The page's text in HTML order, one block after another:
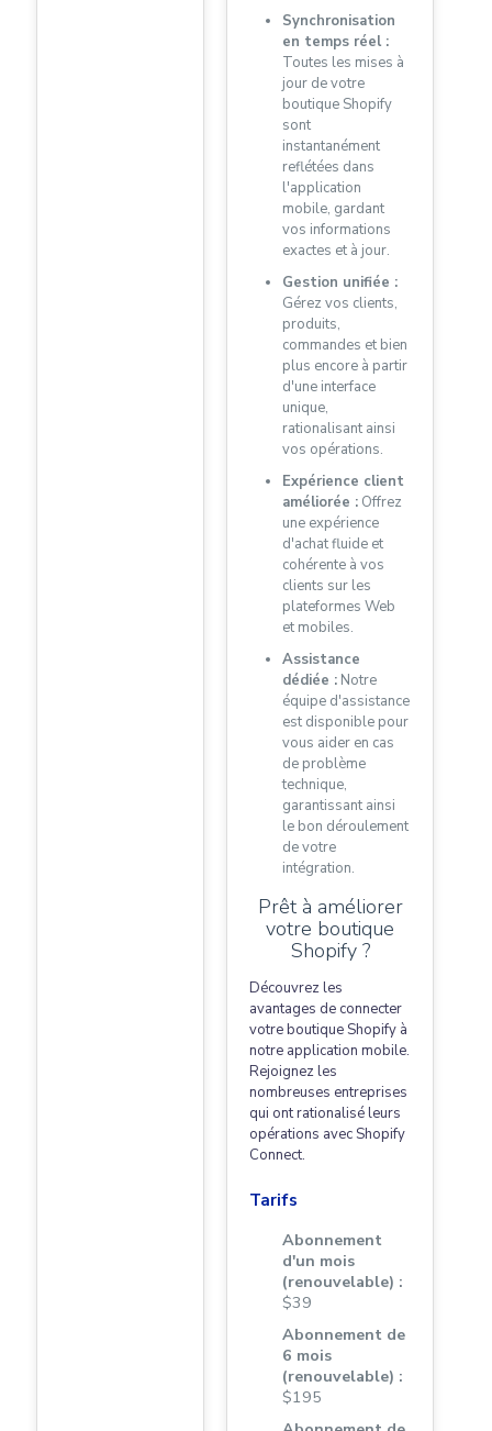
Synchronisation
en temps réel :
Toutes les mises à
jour de votre
boutique Shopify
sont
instantanément
reflétées dans
l'application
mobile, gardant
vos informations
exactes et à jour.
Gestion unifiée :
Gérez vos clients,
produits,
commandes et bien
plus encore à partir
d'une interface
unique,
rationalisant ainsi
vos opérations.
Expérience client
améliorée : Offrez
une expérience
d'achat fluide et
cohérente à vos
clients sur les
plateformes Web
et mobiles.
Assistance
dédiée : Notre
équipe d'assistance
est disponible pour
vous aider en cas
de problème
technique,
garantissant ainsi
le bon déroulement
de votre
intégration.
Prêt à améliorer
votre boutique
Shopify ?
Découvrez les
avantages de connecter
votre boutique Shopify à
notre application mobile.
Rejoignez les
nombreuses entreprises
qui ont rationalisé leurs
opérations avec Shopify
Connect.
Tarifs
Abonnement
d'un mois
(renouvelable) :
$39
Abonnement de
6 mois
(renouvelable) :
$195